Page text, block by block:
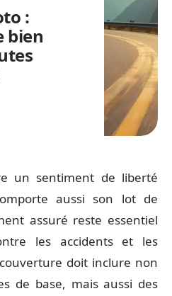
:
bien
un sentiment de liberté
aussi son lot de
assuré reste essentiel
les accidents et les
doit inclure non
de base, mais aussi des